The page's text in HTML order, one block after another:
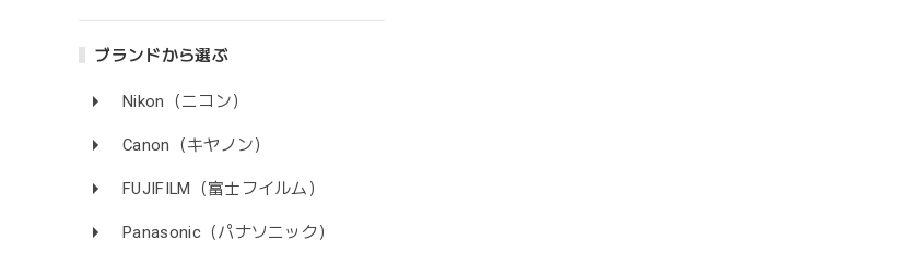
ブランドから選ぶ
Nikon（ニコン）
Canon（キヤノン）
FUJIFILM（富士フイルム）
Panasonic（パナソニック）